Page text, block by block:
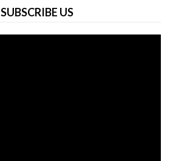
SUBSCRIBE US